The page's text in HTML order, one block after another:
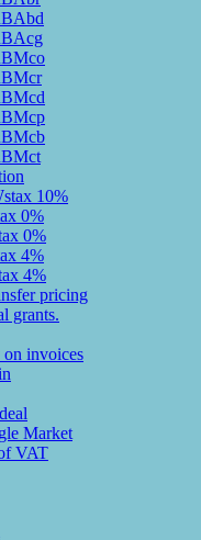
10%
0%
0%
4%
4%
pricing
grants.
invoices
Market
VAT